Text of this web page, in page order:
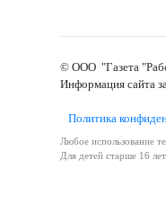
© ООО "Газета
Информация сайта
Политика
Любое использование
Для детей старше 16 лет.